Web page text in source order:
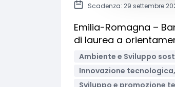
Scadenza: 29 settembre
Emilia-Romagna –
di laurea a
Ambiente e Sviluppo
Innovazione
Sviluppo e promozione